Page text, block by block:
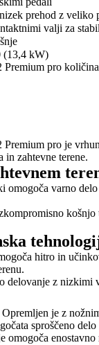
prehod z veliko
valji za
kW)
pro količina
pro je
in zahtevne terene.
omogoča varno
hitro in
delovanje z
je z
sproščeno